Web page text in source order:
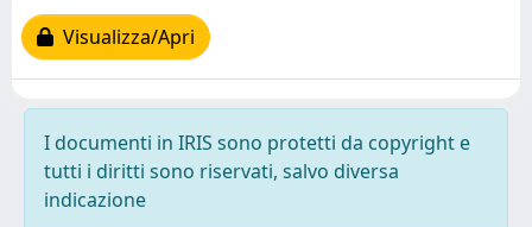
Visualizza/Apri
I documenti in IRIS sono protetti da copyright e
tutti i diritti sono riservati, salvo diversa
indicazione